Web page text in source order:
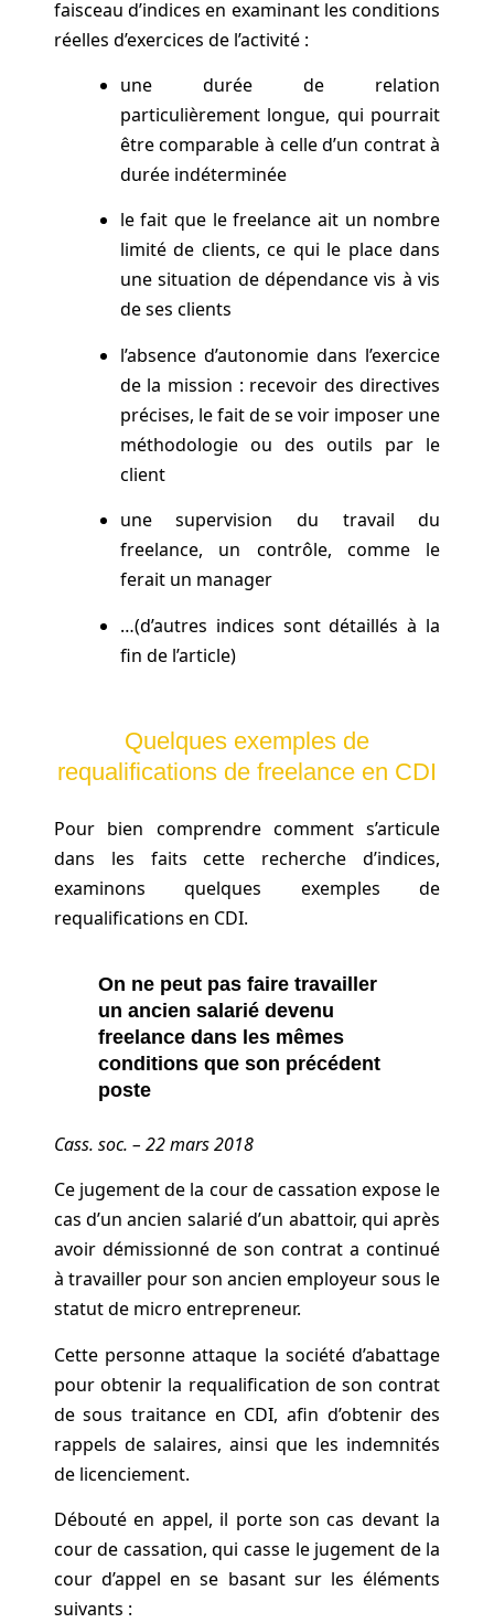
faisceau d’indices en examinant les conditions
réelles d’exercices de l’activité :
une durée de relation
particulièrement longue, qui pourrait
être comparable à celle d’un contrat à
durée indéterminée
le fait que le freelance ait un nombre
limité de clients, ce qui le place dans
une situation de dépendance vis à vis
de ses clients
l’absence d’autonomie dans l’exercice
de la mission : recevoir des directives
précises, le fait de se voir imposer une
méthodologie ou des outils par le
client
une supervision du travail du
freelance, un contrôle, comme le
ferait un manager
…(d’autres indices sont détaillés à la
fin de l’article)
Quelques exemples de
requalifications de freelance en CDI
Pour bien comprendre comment s’articule
dans les faits cette recherche d’indices,
examinons quelques exemples de
requalifications en CDI.
On ne peut pas faire travailler
un ancien salarié devenu
freelance dans les mêmes
conditions que son précédent
poste
Cass. soc. – 22 mars 2018
Ce jugement de la cour de cassation expose le
cas d’un ancien salarié d’un abattoir, qui après
avoir démissionné de son contrat a continué
à travailler pour son ancien employeur sous le
statut de micro entrepreneur.
Cette personne attaque la société d’abattage
pour obtenir la requalification de son contrat
de sous traitance en CDI, afin d’obtenir des
rappels de salaires, ainsi que les indemnités
de licenciement.
Débouté en appel, il porte son cas devant la
cour de cassation, qui casse le jugement de la
cour d’appel en se basant sur les éléments
suivants :